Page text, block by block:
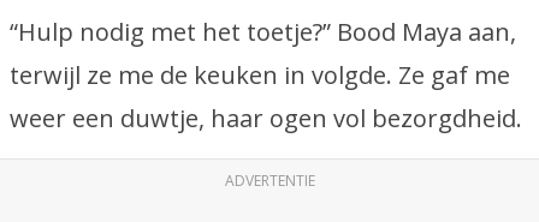
“Hulp nodig met het toetje?” Bood Maya aan,
terwijl ze me de keuken in volgde. Ze gaf me
weer een duwtje, haar ogen vol bezorgdheid.
ADVERTENTIE